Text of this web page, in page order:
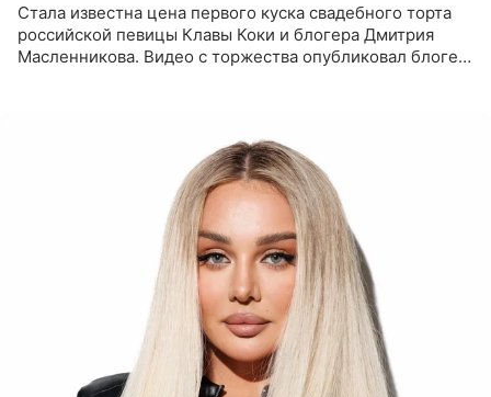
Стала известна цена первого куска свадебного торта
российской певицы Клавы Коки и блогера Дмитрия
Масленникова. Видео с торжества опубликовал блогер